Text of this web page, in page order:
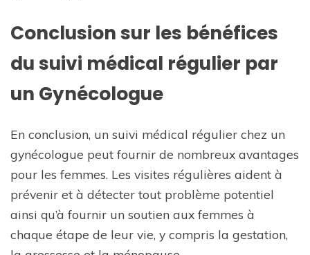
Conclusion sur les bénéfices
du suivi médical régulier par
un Gynécologue
En conclusion, un suivi médical régulier chez un
gynécologue peut fournir de nombreux avantages
pour les femmes. Les visites régulières aident à
prévenir et à détecter tout problème potentiel
ainsi qu’à fournir un soutien aux femmes à
chaque étape de leur vie, y compris la gestation,